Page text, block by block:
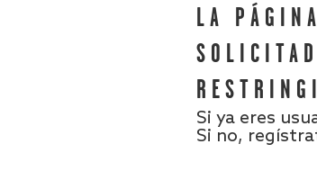
LA
Si ya eres
Si no,